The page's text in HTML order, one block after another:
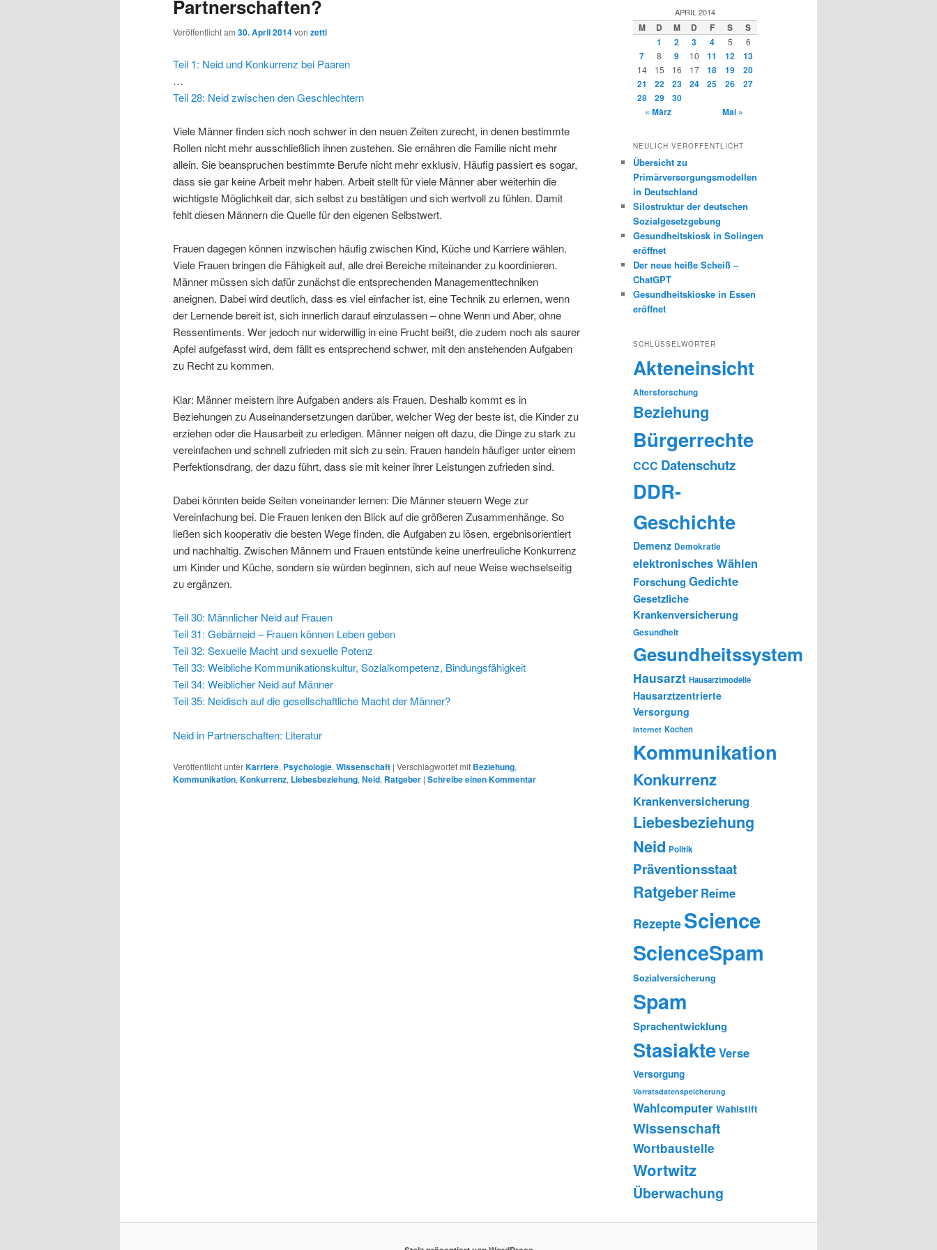
Partnerschaften?
Veröffentlicht am 30. April 2014von zetti
Teil 1: Neid und Konkurrenz bei Paaren
…
Teil 28: Neid zwischen den Geschlechtern
Viele Männer finden sich noch schwer in den neuen Zeiten zurecht, in denen bestimmte
Rollen nicht mehr ausschließlich ihnen zustehen. Sie ernähren die Familie nicht mehr
allein. Sie beanspruchen bestimmte Berufe nicht mehr exklusiv. Häufig passiert es sogar,
dass sie gar keine Arbeit mehr haben. Arbeit stellt für viele Männer aber weiterhin die
wichtigste Möglichkeit dar, sich selbst zu bestätigen und sich wertvoll zu fühlen. Damit
fehlt diesen Männern die Quelle für den eigenen Selbstwert.
Frauen dagegen können inzwischen häufig zwischen Kind, Küche und Karriere wählen.
Viele Frauen bringen die Fähigkeit auf, alle drei Bereiche miteinander zu koordinieren.
Männer müssen sich dafür zunächst die entsprechenden Managementtechniken
aneignen. Dabei wird deutlich, dass es viel einfacher ist, eine Technik zu erlernen, wenn
der Lernende bereit ist, sich innerlich darauf einzulassen – ohne Wenn und Aber, ohne
Ressentiments. Wer jedoch nur widerwillig in eine Frucht beißt, die zudem noch als saurer
Apfel aufgefasst wird, dem fällt es entsprechend schwer, mit den anstehenden Aufgaben
zu Recht zu kommen.
Klar: Männer meistern ihre Aufgaben anders als Frauen. Deshalb kommt es in
Beziehungen zu Auseinandersetzungen darüber, welcher Weg der beste ist, die Kinder zu
erziehen oder die Hausarbeit zu erledigen. Männer neigen oft dazu, die Dinge zu stark zu
vereinfachen und schnell zufrieden mit sich zu sein. Frauen handeln häufiger unter einem
Perfektionsdrang, der dazu führt, dass sie mit keiner ihrer Leistungen zufrieden sind.
Dabei könnten beide Seiten voneinander lernen: Die Männer steuern Wege zur
Vereinfachung bei. Die Frauen lenken den Blick auf die größeren Zusammenhänge. So
ließen sich kooperativ die besten Wege finden, die Aufgaben zu lösen, ergebnisorientiert
und nachhaltig. Zwischen Männern und Frauen entstünde keine unerfreuliche Konkurrenz
um Kinder und Küche, sondern sie würden beginnen, sich auf neue Weise wechselseitig
zu ergänzen.
Teil 30: Männlicher Neid auf Frauen
Teil 31: Gebärneid – Frauen können Leben geben
Teil 32: Sexuelle Macht und sexuelle Potenz
Teil 33: Weibliche Kommunikationskultur, Sozialkompetenz, Bindungsfähigkeit
Teil 34: Weiblicher Neid auf Männer
Teil 35: Neidisch auf die gesellschaftliche Macht der Männer?
Neid in Partnerschaften: Literatur
Veröffentlicht unterKarriere, Psychologie, Wissenschaft | Verschlagwortet mit Beziehung,
Kommunikation, Konkurrenz, Liebesbeziehung, Neid, Ratgeber | Schreibe einen Kommentar
APRIL 2014
M D M D F S
S
1
2 3 4 5 6
7 8 9 10 11 12 13
14 15 16 17 18 19
20
21
22 23 24 25 26
27
28
29
30
« März
Mai »
NEULICH VERÖFFENTLICHT
Übersicht zu
Primärversorgungsmodellen
in Deutschland
Silostruktur der deutschen
Sozialgesetzgebung
Gesundheitskiosk in Solingen
eröffnet
Der neue heiße Scheiß –
ChatGPT
Gesundheitskioske in Essen
eröffnet
SCHLÜSSELWÖRTER
Akteneinsicht
Altersforschung
Beziehung
Bürgerrechte
CCC Datenschutz
DDR-
Geschichte
Demenz Demokratie
elektronisches Wählen
Forschung Gedichte
Gesetzliche
Krankenversicherung
Gesundheit
Gesundheitssystem
Hausarzt Hausarztmodelle
Hausarztzentrierte
Versorgung
Internet Kochen
Kommunikation
Konkurrenz
Krankenversicherung
Liebesbeziehung
Neid Politik
Präventionsstaat
Ratgeber Reime
Rezepte Science
ScienceSpam
Sozialversicherung
Spam
Sprachentwicklung
StasiakteVerse
Versorgung
Vorratsdatenspeicherung
Wahlcomputer Wahlstift
Wissenschaft
Wortbaustelle
Wortwitz
Überwachung